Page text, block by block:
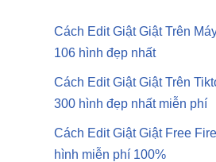
Cách Edit Giật Giật Trên
106 hình đẹp nhất
Cách Edit Giật Giật Trên
300 hình đẹp nhất miễn phí
Cách Edit Giật Giật Free
hình miễn phí 100%